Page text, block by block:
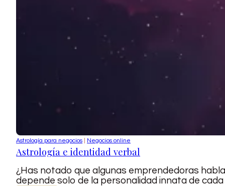
Astrología para negocios Negocios online
Astrología e identidad verbal
¿Has notado que algunas emprendedoras
depende solo de la personalidad innata de